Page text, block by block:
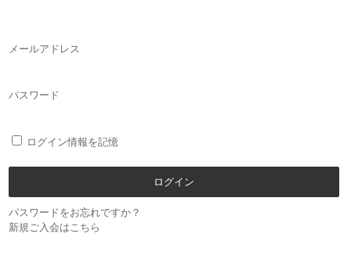
メールアドレス
パスワード
ログイン情報を記憶
パスワードをお忘れですか？
新規ご入会はこちら